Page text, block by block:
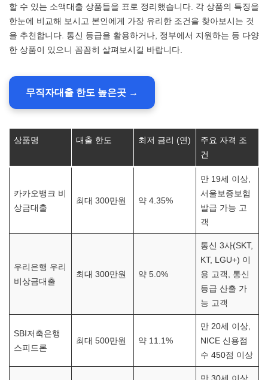
할 수 있는 소액대출 상품들을 표로 정리했습니다. 각 상품의 특징을
한눈에 비교해 보시고 본인에게 가장 유리한 조건을 찾아보시는 것
을 추천합니다. 통신 등급을 활용하거나, 정부에서 지원하는 등 다양
한 상품이 있으니 꼼꼼히 살펴보시길 바랍니다.
무직자대출 한도 높은곳 →
상품명 대출 한도 최저 금리 (연)
주요 자격 조
건
카카오뱅크 비
상금대출
최대 300만원 약 4.35%
만 19세 이상,
서울보증보험
발급 가능 고
객
우리은행 우리
비상금대출
최대 300만원 약 5.0%
통신 3사(SKT,
KT, LGU+) 이
용 고객, 통신
등급 산출 가
능 고객
SBI저축은행
스피드론
최대 500만원 약 11.1%
만 20세 이상,
NICE 신용점
수 450점 이상